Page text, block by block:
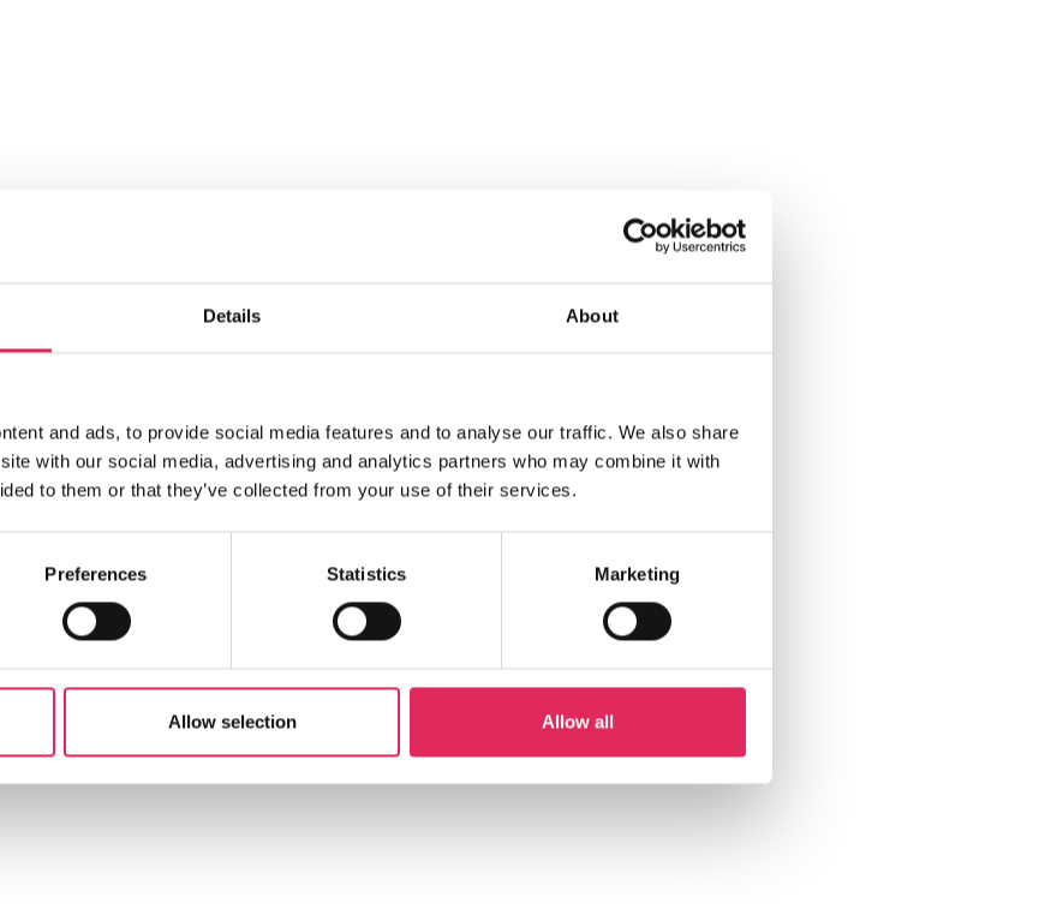
Details About
and ads, to provide social media features and to analyse our traffic. We also share
with our social media, advertising and analytics partners who may combine it with
to them or that they’ve collected from your use of their services.
Preferences Statistics Marketing
Allow selection Allow all
i det
vi